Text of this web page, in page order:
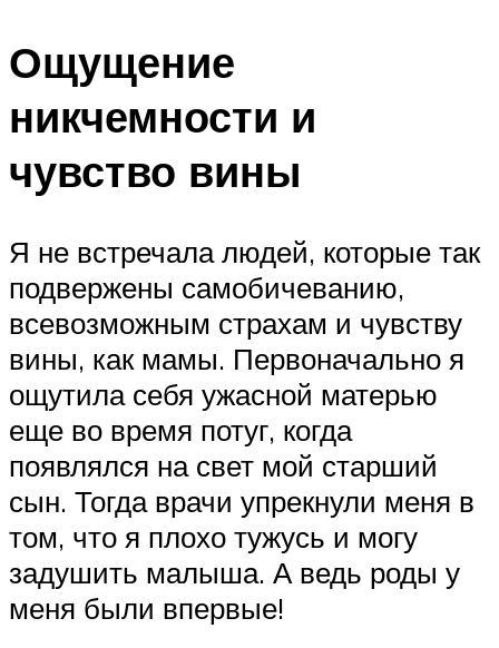
Ощущение
никчемности и
чувство вины
Я не встречала людей, которые так
подвержены самобичеванию,
всевозможным страхам и чувству
вины, как мамы. Первоначально я
ощутила себя ужасной матерью
еще во время потуг, когда
появлялся на свет мой старший
сын. Тогда врачи упрекнули меня в
том, что я плохо тужусь и могу
задушить малыша. А ведь роды у
меня были впервые!